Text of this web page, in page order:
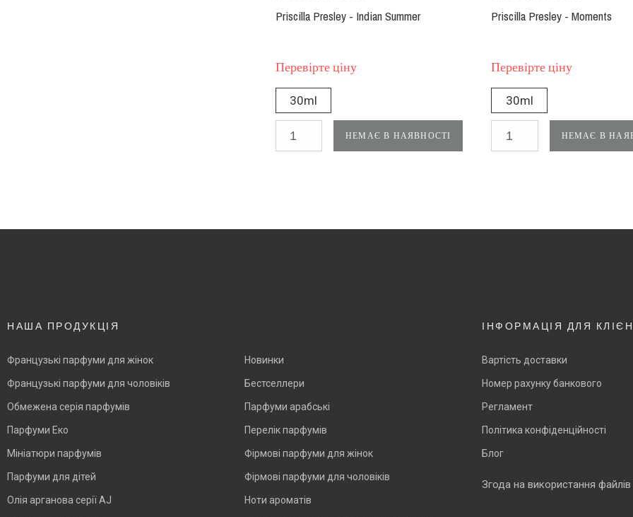
Priscilla Presley - Indian Summer
Перевірте ціну
30ml
НЕМАЄ В НАЯВНОСТІ
Priscilla Presley - Moments
Перевірте ціну
30ml
НЕМАЄ В
НАША ПРОДУКЦІЯ
Французькі парфуми для жінок
Французькі парфуми для чоловіків
Обмежена серія парфумів
Парфуми Еко
Мініатюри парфумів
Парфуми для дітей
Олія арганова серії AJ
Новинки
Бестселлери
Парфуми арабські
Перелік парфумів
Фірмові парфуми для жінок
Фірмові парфуми для чоловіків
Ноти ароматів
ІНФОРМАЦІЯ ДЛЯ
Вартість доставки
Номер рахунку банкового
Регламент
Політика конфіденційності
Блог
Згода на використання